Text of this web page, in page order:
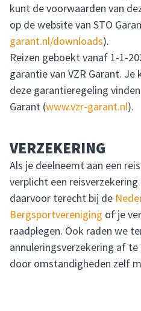
kunt de voorwaarden van
op de website van STO
garant.nl/downloads).
Reizen geboekt vanaf 1-1-
garantie van VZR Garant.
deze garantieregeling
Garant (www.vzr-garant.nl).
VERZEKERING
Als je deelneemt aan een
verplicht een
daarvoor terecht bij de
Bergsportvereniging of je
raadplegen. Ook raden we
annuleringsverzekering af
door omstandigheden zelf